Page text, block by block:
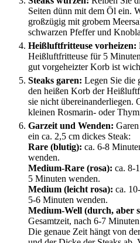
Seiten dünn mit dem Öl ein.
großzügig mit grobem
schwarzen Pfeffer und
Heißluftfritteuse vorheizen:
Heißluftfritteuse für 5
gut vorgeheizter Korb ist
Steaks garen: Legen Sie die
den heißen Korb der
sie nicht übereinanderliegen.
kleinen Rosmarin- oder
Garzeit und Wenden:
ein ca. 2,5 cm dickes Steak:
Rare (blutig): ca. 6-8
wenden.
Medium-Rare (rosa): ca. 8-
5 Minuten wenden.
Medium (leicht rosa): ca.
5-6 Minuten wenden.
Medium-Well (durch, aber
Gesamtzeit, nach 6-7
Die genaue Zeit hängt von